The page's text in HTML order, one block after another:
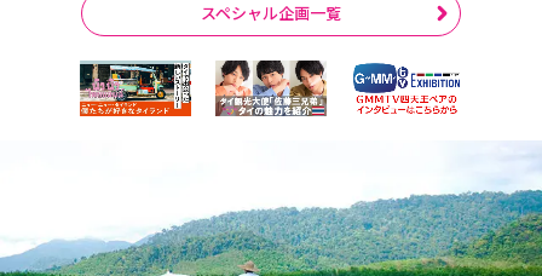
スペシャル企画一覧